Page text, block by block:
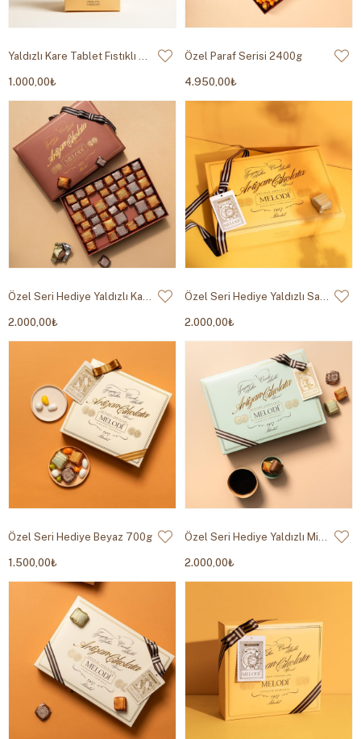
Yaldızlı Kare Tablet Fıstıklı Çikolata Gümüş Yaldız 500g
1.000,00₺
Özel Paraf Serisi 2400g
4.950,00₺
Özel Seri Hediye Yaldızlı Kahverengi 800g
2.000,00₺
Özel Seri Hediye Yaldızlı Sarı 800g
2.000,00₺
Özel Seri Hediye Beyaz 700g
1.500,00₺
Özel Seri Hediye Yaldızlı Mint 800g
2.000,00₺